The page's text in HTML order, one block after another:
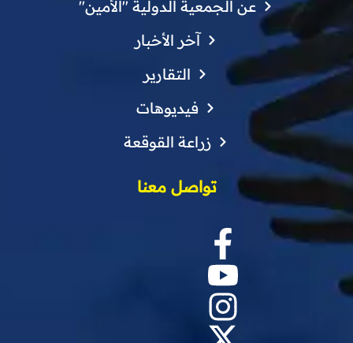
عن الجمعية الدولية "الأمين"
آخر الأخبار
التقارير
فيديوهات
زراعة القوقعة
تواصل معنا